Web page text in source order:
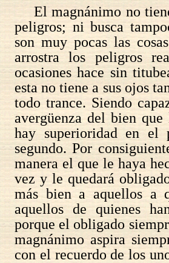
El magnánimo no
peligros; ni busca
son muy pocas las
arrostra los peligros
ocasiones hace sin
esta no tiene a sus ojos
todo trance. Siendo
avergüenza del bien que
hay superioridad en
segundo. Por
manera el que le haya
vez y le quedará
más bien a aquellos a
aquellos de quienes
porque el obligado
magnánimo aspira
con el recuerdo de los